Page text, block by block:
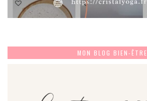
MON BLOG BIEN-ÊTRE